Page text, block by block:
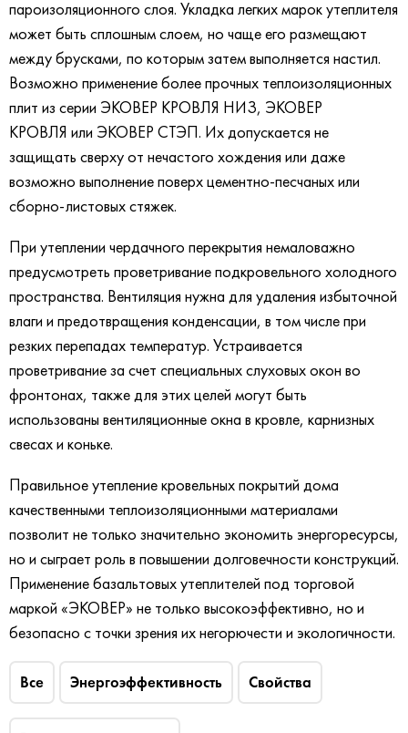
пароизоляционного слоя. Укладка легких марок утеплителя
может быть сплошным слоем, но чаще его размещают
между брусками, по которым затем выполняется настил.
Возможно применение более прочных теплоизоляционных
плит из серии ЭКОВЕР КРОВЛЯ НИЗ, ЭКОВЕР
КРОВЛЯ или ЭКОВЕР СТЭП. Их допускается не
защищать сверху от нечастого хождения или даже
возможно выполнение поверх цементно-песчаных или
сборно-листовых стяжек.
При утеплении чердачного перекрытия немаловажно
предусмотреть проветривание подкровельного холодного
пространства. Вентиляция нужна для удаления избыточной
влаги и предотвращения конденсации, в том числе при
резких перепадах температур. Устраивается
проветривание за счет специальных слуховых окон во
фронтонах, также для этих целей могут быть
использованы вентиляционные окна в кровле, карнизных
свесах и коньке.
Правильное утепление кровельных покрытий дома
качественными теплоизоляционными материалами
позволит не только значительно экономить энергоресурсы,
но и сыграет роль в повышении долговечности конструкций.
Применение базальтовых утеплителей под торговой
маркой «ЭКОВЕР» не только высокоэффективно, но и
безопасно с точки зрения их негорючести и экологичности.
Все Энергоэффективность Свойства